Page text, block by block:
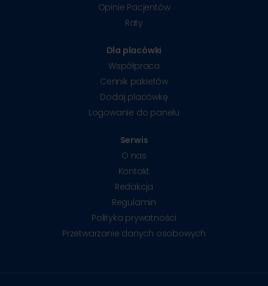
Opinie Pacjentów
Raty
Dla placówki
Współpraca
Cennik pakietów
Dodaj placówkę
Logowanie do panelu
Serwis
O nas
Kontakt
Redakcja
Regulamin
Polityka prywatności
Przetwarzanie danych osobowych